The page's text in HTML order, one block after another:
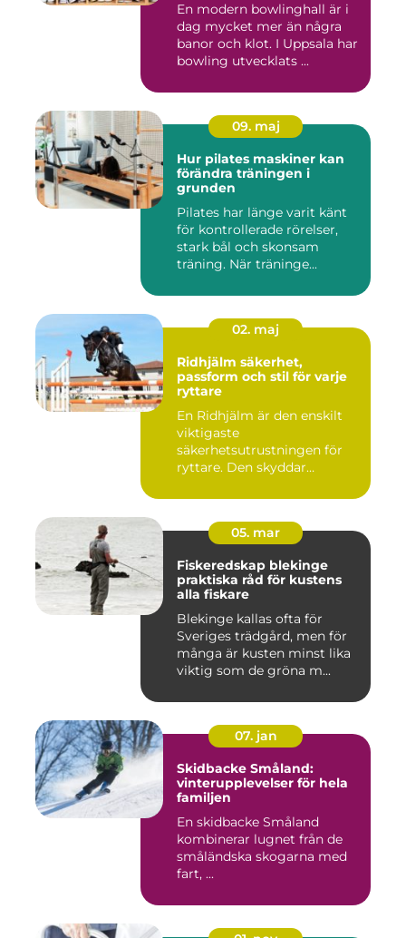
En modern bowlinghall är i
dag mycket mer än några
banor och klot. I Uppsala har
bowling utvecklats ...
09. maj
Hur pilates maskiner kan
förändra träningen i
grunden
Pilates har länge varit känt
för kontrollerade rörelser,
stark bål och skonsam
träning. När träninge...
02. maj
Ridhjälm säkerhet,
passform och stil för varje
ryttare
En Ridhjälm är den enskilt
viktigaste
säkerhetsutrustningen för
ryttare. Den skyddar
05. mar
Fiskeredskap blekinge
praktiska råd för kustens
alla fiskare
Blekinge kallas ofta för
Sveriges trädgård, men för
många är kusten minst lika
viktig som de gröna m...
07. jan
Skidbacke Småland:
vinterupplevelser för hela
familjen
En skidbacke Småland
kombinerar lugnet från de
småländska skogarna med
fart, ...